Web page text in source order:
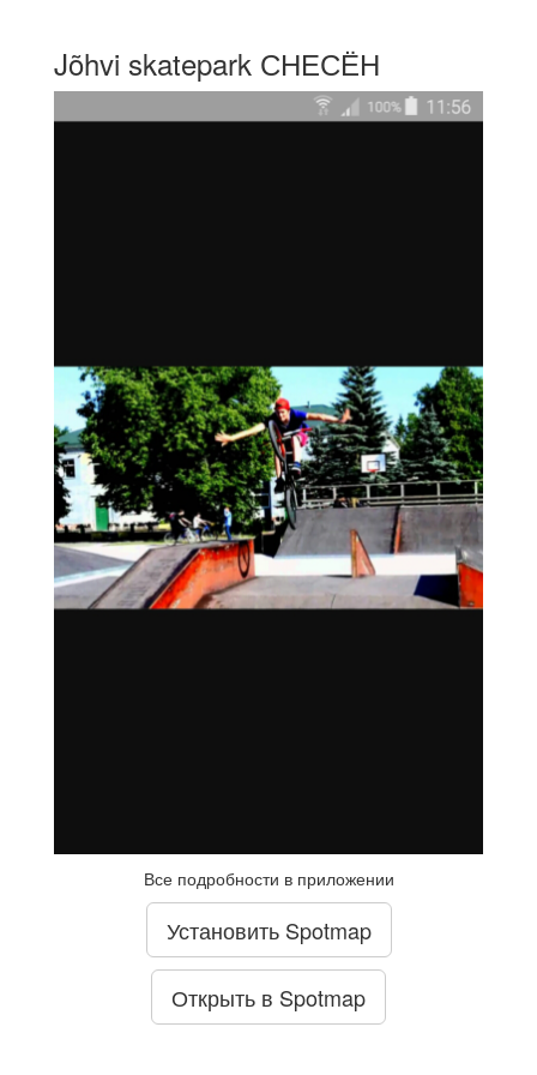
Jõhvi skatepark СНЕСЁН
Все подробности в приложении
Установить Spotmap
Открыть в Spotmap